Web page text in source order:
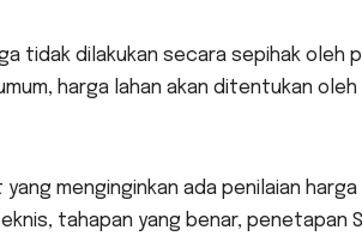
tidak dilakukan secara sepihak oleh
harga lahan akan ditentukan
menginginkan ada penilaian
tahapan yang benar, penetapan